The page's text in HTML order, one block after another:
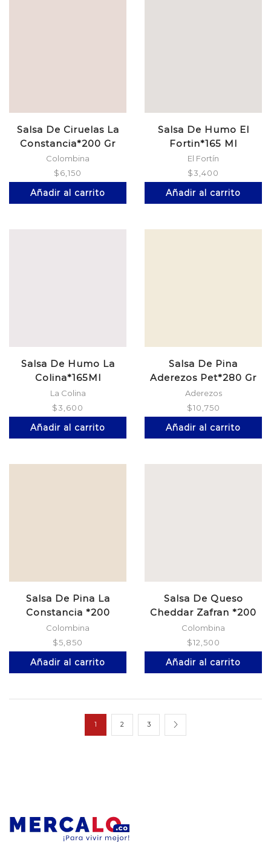
Salsa De Ciruelas La
Constancia*200 Gr
Colombina
$6,150
Añadir al carrito
Salsa De Humo El
Fortin*165 Ml
El Fortín
$3,400
Añadir al carrito
Salsa De Humo La
Colina*165Ml
La Colina
$3,600
Añadir al carrito
Salsa De Pina
Aderezos Pet*280 Gr
Aderezos
$10,750
Añadir al carrito
Salsa De Pina La
Constancia *200
Colombina
$5,850
Añadir al carrito
Salsa De Queso
Cheddar Zafran *200
Grs
Colombina
$12,500
Añadir al carrito
1 2 3